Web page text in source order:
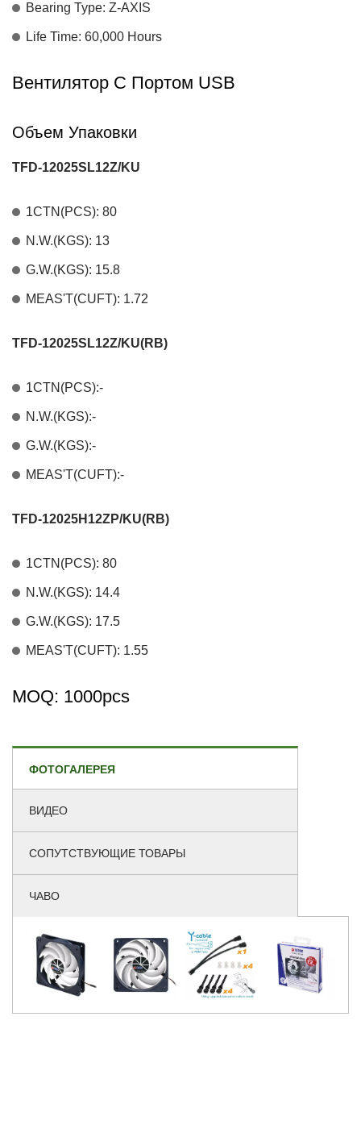
Bearing Type: Z-AXIS
Life Time: 60,000 Hours
Вентилятор С Портом USB
Объем Упаковки
TFD-12025SL12Z/KU
1CTN(PCS): 80
N.W.(KGS): 13
G.W.(KGS): 15.8
MEAS'T(CUFT): 1.72
TFD-12025SL12Z/KU(RB)
1CTN(PCS):-
N.W.(KGS):-
G.W.(KGS):-
MEAS'T(CUFT):-
TFD-12025H12ZP/KU(RB)
1CTN(PCS): 80
N.W.(KGS): 14.4
G.W.(KGS): 17.5
MEAS'T(CUFT): 1.55
MOQ: 1000pcs
ФОТОГАЛЕРЕЯ
ВИДЕО
СОПУТСТВУЮЩИЕ ТОВАРЫ
ЧАВО